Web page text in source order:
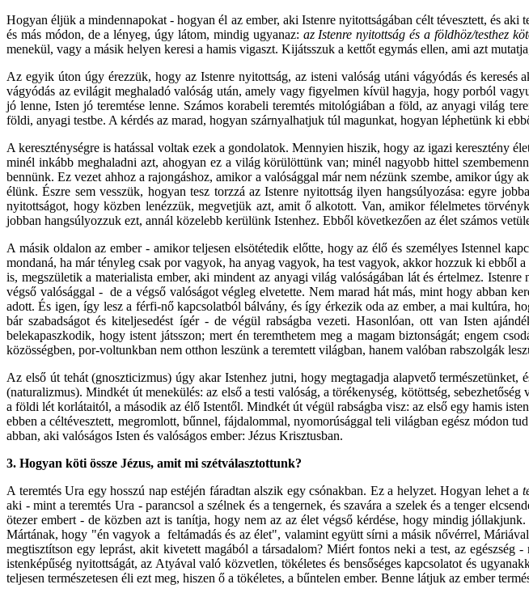
Hogyan éljük a mindennapokat - hogyan él az ember, aki Istenre nyitottságában célt tévesztett, és
és más módon, de a lényeg, úgy látom, mindig ugyanaz: az Istenre nyitottság és a földhöz/testhez
menekül, vagy a másik helyen keresi a hamis vigaszt. Kijátsszuk a kettőt egymás ellen, ami azt
Az egyik úton úgy érezzük, hogy az Istenre nyitottság, az isteni valóság utáni vágyódás és
vágyódás az evilágit meghaladó valóság után, amely vagy figyelmen kívül hagyja, hogy porból
jó lenne, Isten jó teremtése lenne. Számos korabeli teremtés mitológiában a föld, az anyagi világ
földi, anyagi testbe. A kérdés az marad, hogyan szárnyalhatjuk túl magunkat, hogyan léphetünk ki
A kereszténységre is hatással voltak ezek a gondolatok. Mennyien hiszik, hogy az igazi keresztény
minél inkább meghaladni azt, ahogyan ez a világ körülöttünk van; minél nagyobb hittel
bennünk. Ez vezet ahhoz a rajongáshoz, amikor a valósággal már nem nézünk szembe, amikor
élünk. Észre sem vesszük, hogyan tesz torzzá az Istenre nyitottság ilyen hangsúlyozása: egyre
nyitottságot, hogy közben lenézzük, megvetjük azt, amit ő alkotott. Van, amikor félelmetes
jobban hangsúlyozzuk ezt, annál közelebb kerülünk Istenhez. Ebből következően az élet számos
A másik oldalon az ember - amikor teljesen elsötétedik előtte, hogy az élő és személyes Istennel
mondaná, ha már tényleg csak por vagyok, ha anyag vagyok, ha test vagyok, akkor hozzuk ki
is, megszületik a materialista ember, aki mindent az anyagi világ valóságában lát és értelmez.
végső valósággal - de a végső valóságot végleg elvetette. Nem marad hát más, mint hogy abban
adott. És igen, így lesz a férfi-nő kapcsolatból bálvány, és így érkezik oda az ember, a mai kultúra,
bár szabadságot és kiteljesedést ígér - de végül rabságba vezeti. Hasonlóan, ott van Isten
belekapaszkodik, hogy istent játsszon; mert én teremthetem meg a magam biztonságát; engem
közösségben, por-voltunkban nem otthon leszünk a teremtett világban, hanem valóban rabszolgák
Az első út tehát (gnoszticizmus) úgy akar Istenhez jutni, hogy megtagadja alapvető
(naturalizmus). Mindkét út menekülés: az első a testi valóság, a törékenység, kötöttség,
a földi lét korlátaitól, a második az élő Istentől. Mindkét út végül rabságba visz: az első egy hamis
ebben a céltévesztett, megromlott, bűnnel, fájdalommal, nyomorúsággal teli világban egész módon
abban, aki valóságos Isten és valóságos ember: Jézus Krisztusban.
3. Hogyan köti össze Jézus, amit mi szétválasztottunk?
A teremtés Ura egy hosszú nap estéjén fáradtan alszik egy csónakban. Ez a helyzet. Hogyan lehet a
aki - mint a teremtés Ura - parancsol a szélnek és a tengernek, és szavára a szelek és a tenger
ötezer embert - de közben azt is tanítja, hogy nem az az élet végső kérdése, hogy mindig
Mártának, hogy "én vagyok a feltámadás és az élet", valamint együtt sírni a másik nővérrel,
megtisztítson egy leprást, akit kivetett magából a társadalom? Miért fontos neki a test, az
istenképűség nyitottságát, az Atyával való közvetlen, tökéletes és bensőséges kapcsolatot és
teljesen természetesen éli ezt meg, hiszen ő a tökéletes, a bűntelen ember. Benne látjuk az ember